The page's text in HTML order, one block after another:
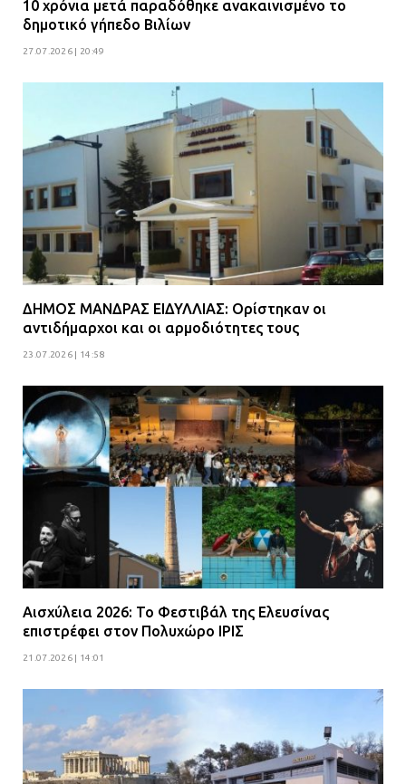
10 χρόνια μετά παραδόθηκε ανακαινισμένο το
δημοτικό γήπεδο Βιλίων
27.07.2026 | 20:49
ΔΗΜΟΣ ΜΑΝΔΡΑΣ ΕΙΔΥΛΛΙΑΣ: Ορίστηκαν οι
αντιδήμαρχοι και οι αρμοδιότητες τους
23.07.2026 | 14:58
Αισχύλεια 2026: Το Φεστιβάλ της Ελευσίνας
επιστρέφει στον Πολυχώρο ΙΡΙΣ
21.07.2026 | 14:01